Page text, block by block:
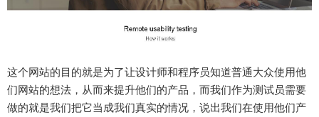
这个网站的目的就是为了让设计师和程序员知道普通大众使用他
们网站的想法，从而来提升他们的产品，而我们作为测试员需要
做的就是我们把它当成我们真实的情况，说出我们在使用他们产